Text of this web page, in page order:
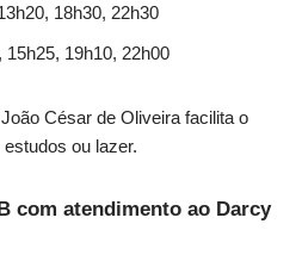
18h30, 22h30
19h10, 22h00
César de Oliveira facilita o
ou lazer.
com atendimento ao Darcy